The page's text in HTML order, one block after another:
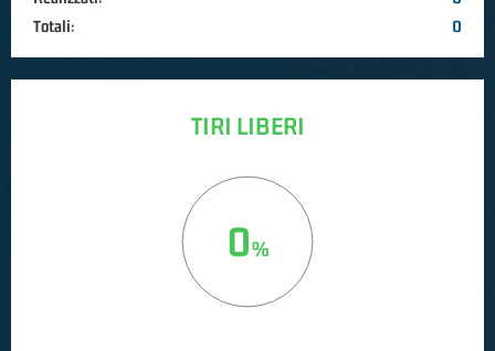
Totali:
0
TIRI LIBERI
0